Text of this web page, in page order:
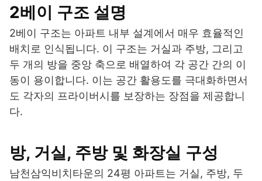
2베이 구조 설명
2베이 구조는 아파트 내부 설계에서 매우 효율적인
배치로 인식됩니다. 이 구조는 거실과 주방, 그리고
두 개의 방을 중앙 축으로 배열하여 각 공간 간의 이
동이 용이합니다. 이는 공간 활용도를 극대화하면서
도 각자의 프라이버시를 보장하는 장점을 제공합니
다.
방, 거실, 주방 및 화장실 구성
남천삼익비치타운의 24평 아파트는 거실, 주방, 두